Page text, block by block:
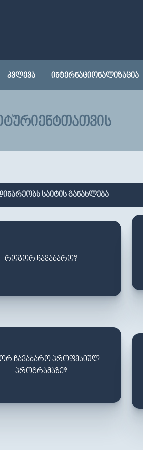
ᲙᲕᲚᲔᲕᲐ ᲘᲜᲢᲔᲠᲜᲐᲪᲘᲝᲜᲐᲚᲘᲖᲐᲪᲘᲐ
საიტის განახლება
ᲠᲝᲒᲝᲠ ᲩᲐᲕᲐᲑᲐᲠᲝ?
ᲩᲐᲕᲐᲑᲐᲠᲝ ᲞᲠᲝᲤᲔᲡᲘᲣᲚ
ᲞᲠᲝᲒᲠᲐᲛᲐᲖᲔ?